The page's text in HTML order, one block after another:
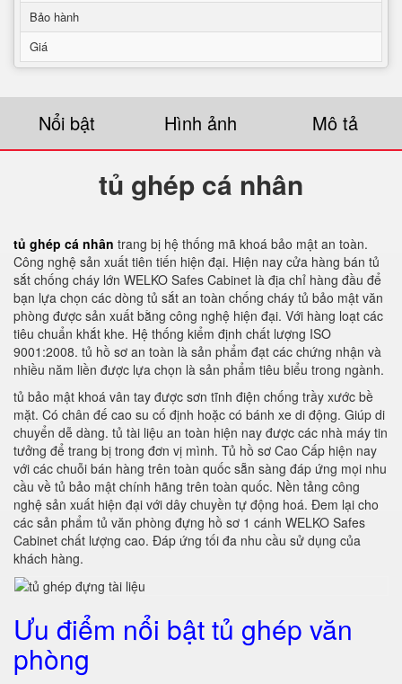
Bảo hành
Giá
Nổi bật Hình ảnh Mô tả
tủ ghép cá nhân
tủ ghép cá nhân trang bị hệ thống mã khoá bảo mật an toàn.
Công nghệ sản xuất tiên tiến hiện đại. Hiện nay cửa hàng bán tủ
sắt chống cháy lớn WELKO Safes Cabinet là địa chỉ hàng đầu để
bạn lựa chọn các dòng tủ sắt an toàn chống cháy tủ bảo mật văn
phòng được sản xuất bằng công nghệ hiện đại. Với hàng loạt các
tiêu chuẩn khắt khe. Hệ thống kiểm định chất lượng ISO
9001:2008. tủ hồ sơ an toàn là sản phẩm đạt các chứng nhận và
nhiều năm liền được lựa chọn là sản phẩm tiêu biểu trong ngành.
tủ bảo mật khoá vân tay được sơn tĩnh điện chống trầy xước bề
mặt. Có chân đế cao su cố định hoặc có bánh xe di động. Giúp di
chuyển dễ dàng. tủ tài liệu an toàn hiện nay được các nhà máy tin
tưởng để trang bị trong đơn vị mình. Tủ hồ sơ Cao Cấp hiện nay
với các chuỗi bán hàng trên toàn quốc sẵn sàng đáp ứng mọi nhu
cầu về tủ bảo mật chính hãng trên toàn quốc. Nền tảng công
nghệ sản xuất hiện đại với dây chuyền tự động hoá. Đem lại cho
các sản phẩm tủ văn phòng đựng hồ sơ 1 cánh WELKO Safes
Cabinet chất lượng cao. Đáp ứng tối đa nhu cầu sử dụng của
khách hàng.
Ưu điểm nổi bật tủ ghép văn
phòng